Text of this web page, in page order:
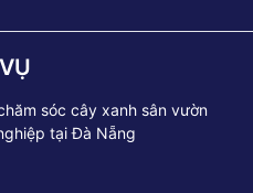
sóc cây xanh sân vườn
tại Đà Nẵng